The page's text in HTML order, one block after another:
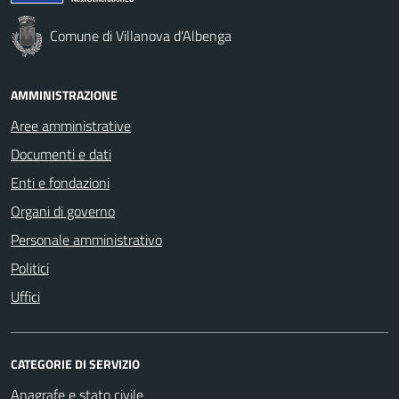
Comune di Villanova d'Albenga
AMMINISTRAZIONE
Aree amministrative
Documenti e dati
Enti e fondazioni
Organi di governo
Personale amministrativo
Politici
Uffici
CATEGORIE DI SERVIZIO
Anagrafe e stato civile